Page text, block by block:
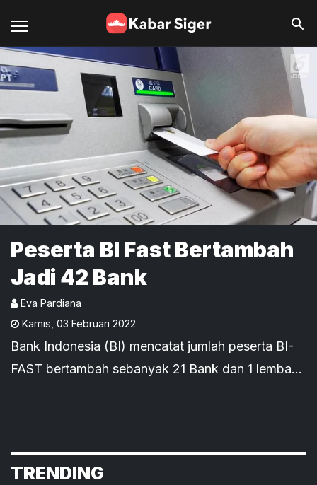
Peserta BI Fast Bertambah
Jadi 42 Bank
Eva Pardiana
Kamis 03 Februari 2022
Bank Indonesia (BI) mencatat jumlah peserta BI-
FAST bertambah sebanyak 21 Bank dan 1 lembaga
TRENDING